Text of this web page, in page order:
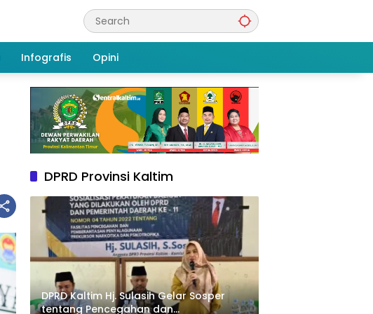
Infografis Opini
DPRD Provinsi Kaltim
DPRD Kaltim Hj. Sulasih Gelar Sosper
tentang Pencegahan dan